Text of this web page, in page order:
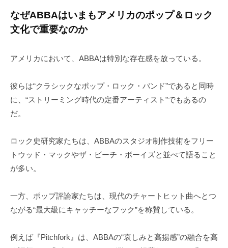
なぜABBAはいまもアメリカのポップ＆ロック
文化で重要なのか
アメリカにおいて、ABBAは特別な存在感を放っている。
彼らは“クラシックなポップ・ロック・バンド”であると同時
に、“ストリーミング時代の定番アーティスト”でもあるの
だ。
ロック史研究家たちは、ABBAのスタジオ制作技術をフリー
トウッド・マックやザ・ビーチ・ボーイズと並べて語ること
が多い。
一方、ポップ評論家たちは、現代のチャートヒット曲へとつ
ながる“最大級にキャッチーなフック”を称賛している。
例えば『Pitchfork』は、ABBAの“哀しみと高揚感”の融合を高